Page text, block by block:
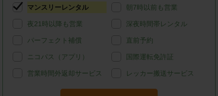
マンスリーレンタル 朝7時以前も営業
夜21時以降も営業 深夜時間帯レンタル
パーフェクト補償 直前予約
ニコパス（アプリ） 国際運転免許証
営業時間外返却サービス レッカー搬送サービス